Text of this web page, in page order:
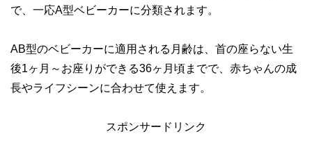
で、一応A型ベビーカーに分類されます。
AB型のベビーカーに適用される月齢は、首の座らない生
後1ヶ月～お座りができる36ヶ月頃までで、赤ちゃんの成
長やライフシーンに合わせて使えます。
スポンサードリンク